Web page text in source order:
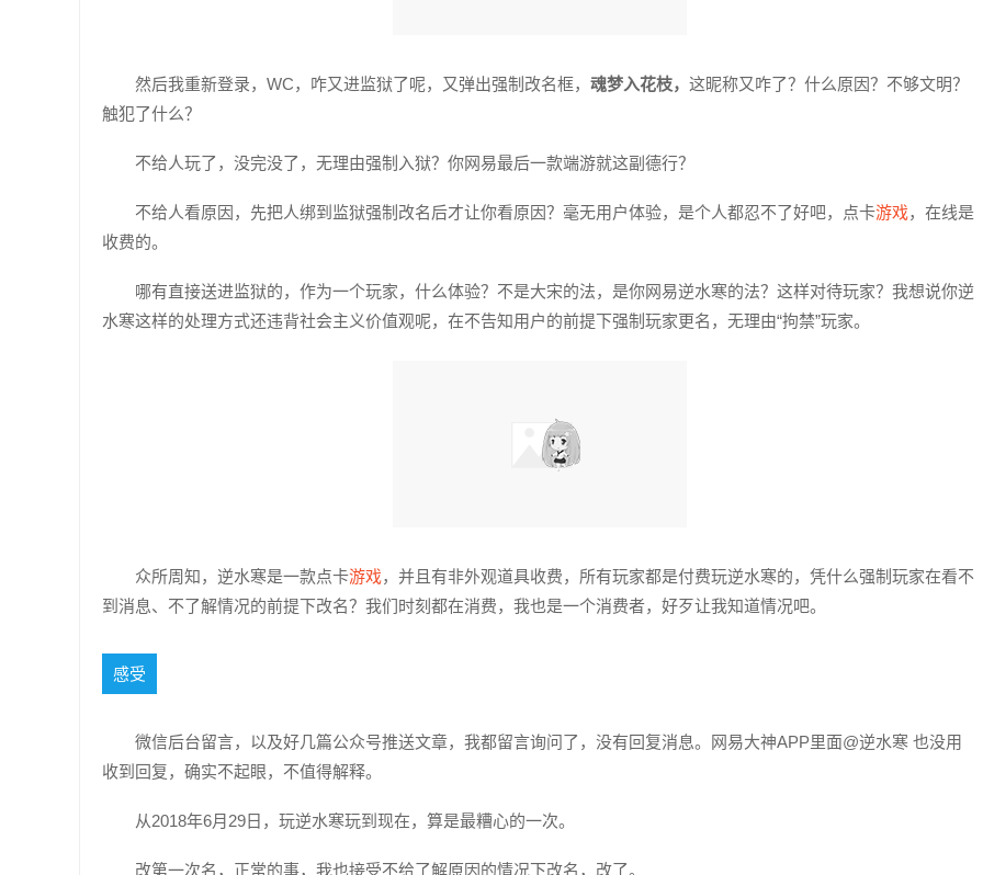
然后我重新登录，WC，咋又进监狱了呢，又弹出强制改名框， 魂梦入花枝， 这昵称又咋了？什么原因？不够文明？
触犯了什么？
不给人玩了，没完没了，无理由强制入狱？你网易最后一款端游就这副德行？
不给人看原因，先把人绑到监狱强制改名后才让你看原因？毫无用户体验，是个人都忍不了好吧，点卡游戏，在线是
收费的。
哪有直接送进监狱的，作为一个玩家，什么体验？不是大宋的法，是你网易逆水寒的法？这样对待玩家？我想说你逆
水寒这样的处理方式还违背社会主义价值观呢，在不告知用户的前提下强制玩家更名，无理由“拘禁”玩家。
众所周知，逆水寒是一款点卡游戏，并且有非外观道具收费，所有玩家都是付费玩逆水寒的，凭什么强制玩家在看不
到消息、不了解情况的前提下改名？我们时刻都在消费，我也是一个消费者，好歹让我知道情况吧。
感受
微信后台留言，以及好几篇公众号推送文章，我都留言询问了，没有回复消息。网易大神APP里面@逆水寒 也没用
收到回复，确实不起眼，不值得解释。
从2018年6月29日，玩逆水寒玩到现在，算是最糟心的一次。
改第一次名，正常的事，我也接受不给了解原因的情况下改名，改了。